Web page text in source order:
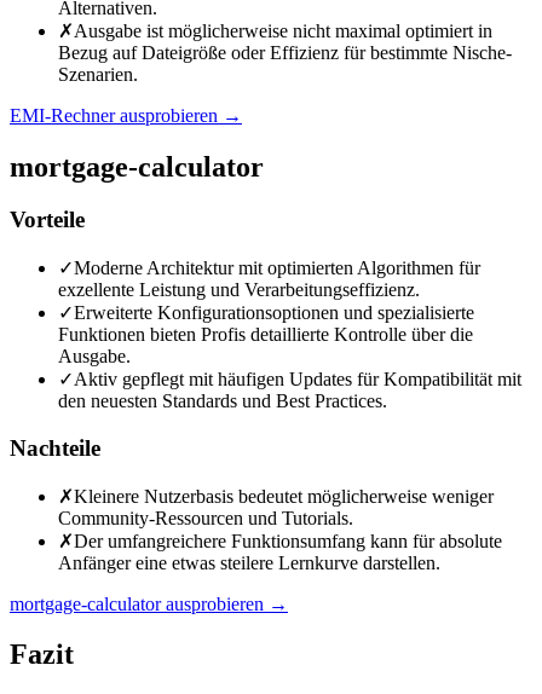
Alternativen.
✗Ausgabe ist möglicherweise nicht maximal optimiert in
Bezug auf Dateigröße oder Effizienz für bestimmte Nische-
Szenarien.
EMI-Rechner ausprobieren →
mortgage-calculator
Vorteile
✓Moderne Architektur mit optimierten Algorithmen für
exzellente Leistung und Verarbeitungseffizienz.
✓Erweiterte Konfigurationsoptionen und spezialisierte
Funktionen bieten Profis detaillierte Kontrolle über die
Ausgabe.
✓Aktiv gepflegt mit häufigen Updates für Kompatibilität mit
den neuesten Standards und Best Practices.
Nachteile
✗Kleinere Nutzerbasis bedeutet möglicherweise weniger
Community-Ressourcen und Tutorials.
✗Der umfangreichere Funktionsumfang kann für absolute
Anfänger eine etwas steilere Lernkurve darstellen.
mortgage-calculator ausprobieren →
Fazit